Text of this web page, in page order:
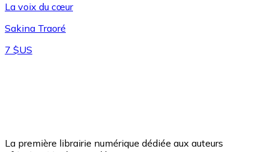
La voix du cœur
Sakina Traoré
7 $US
La première librairie numérique dédiée aux auteurs